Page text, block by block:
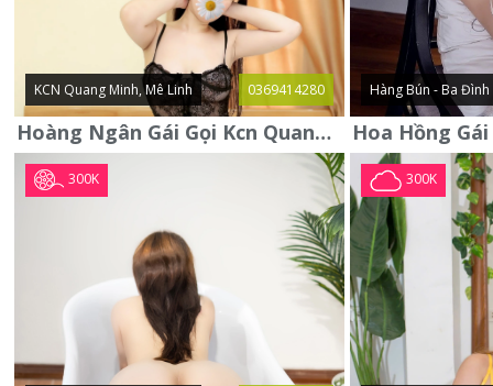
KCN Quang Minh, Mê Linh 0369414280
Hoàng Ngân Gái Gọi Kcn Quang Minh - Mê Linh . Hàng Vip Lần Đầu
Hàng Bún - Ba Đình
300K 300K